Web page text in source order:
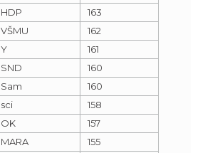
HDP
163
VŠMU
162
Y
161
SND
160
Sam
160
sci
158
OK
157
MARA
155